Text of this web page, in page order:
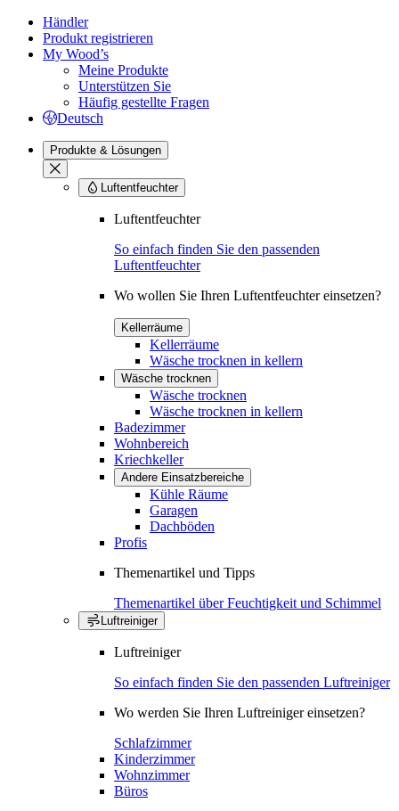
Händler
Produkt registrieren
My Wood’s
Meine Produkte
Unterstützen Sie
Häufig gestellte Fragen
Deutsch
Produkte & Lösungen
Luftentfeuchter
Luftentfeuchter
So einfach finden Sie den passenden
Luftentfeuchter
Wo wollen Sie Ihren Luftentfeuchter einsetzen?
Kellerräume
Kellerräume
Wäsche trocknen in kellern
Wäsche trocknen
Wäsche trocknen
Wäsche trocknen in kellern
Badezimmer
Wohnbereich
Kriechkeller
Andere Einsatzbereiche
Kühle Räume
Garagen
Dachböden
Profis
Themenartikel und Tipps
Themenartikel über Feuchtigkeit und Schimmel
Luftreiniger
Luftreiniger
So einfach finden Sie den passenden Luftreiniger
Wo werden Sie Ihren Luftreiniger einsetzen?
Schlafzimmer
Kinderzimmer
Wohnzimmer
Büros